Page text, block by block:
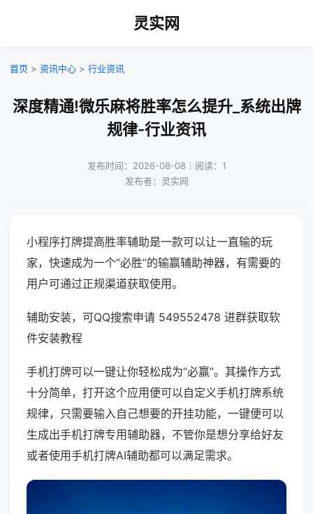
灵实网
首页 > 资讯中心 > 行业资讯
深度精通!微乐麻将胜率怎么提升_系统出牌
规律-行业资讯
发布时间：2026-08-08｜阅读：1
发布者：灵实网
小程序打牌提高胜率辅助是一款可以让一直输的玩
家，快速成为一个“必胜”的输赢辅助神器，有需要的
用户可通过正规渠道获取使用。
辅助安装，可QQ搜索申请 549552478 进群获取软
件安装教程
手机打牌可以一键让你轻松成为“必赢”。其操作方式
十分简单，打开这个应用便可以自定义手机打牌系统
规律，只需要输入自己想要的开挂功能，一键便可以
生成出手机打牌专用辅助器，不管你是想分享给好友
或者使用手机打牌AI辅助都可以满足需求。